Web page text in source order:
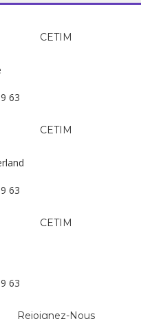
CETIM
63
CETIM
63
CETIM
63
Rejoignez-Nous